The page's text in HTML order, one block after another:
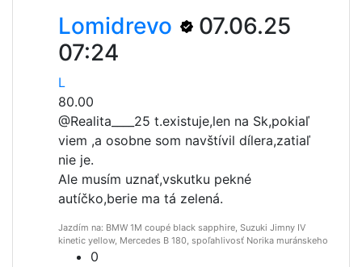
Lomidrevo
07.06.25
07:24
L
80.00
@Realita____ 25 t.existuje,len na Sk,pokiaľ
viem ,a osobne som navštívil dílera,zatiaľ
nie je.
Ale musím uznať,vskutku pekné
autíčko,berie ma tá zelená.
Jazdím na: BMW 1M coupé black sapphire, Suzuki Jimny IV
kinetic yellow, Mercedes B 180, spoľahlivosť Norika muránskeho
0